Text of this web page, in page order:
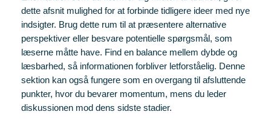
dette afsnit mulighed for at forbinde tidligere ideer med nye
indsigter. Brug dette rum til at præsentere alternative
perspektiver eller besvare potentielle spørgsmål, som
læserne måtte have. Find en balance mellem dybde og
læsbarhed, så informationen forbliver letforståelig. Denne
sektion kan også fungere som en overgang til afsluttende
punkter, hvor du bevarer momentum, mens du leder
diskussionen mod dens sidste stadier.